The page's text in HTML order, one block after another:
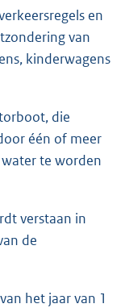
en
van
kinderwagens
die
één of meer
te worden
verstaan in
de
het jaar van 1